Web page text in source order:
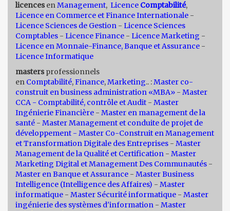
licences enManagement, Licence Comptabilité,
Licence en Commerce et Finance Internationale -
Licence Sciences de Gestion - Licence Sciences
Comptables - Licence Finance - Licence Marketing -
Licence en Monnaie-Finance, Banque et Assurance -
Licence Informatique
masters professionnels
en Comptabilité,Finance,Marketing.. :Master co-
construit en business administration «MBA» - Master
CCA - Comptabilité, contrôle et Audit - Master
Ingénierie Financière - Master en management de la
santé - Master Management et conduite de projet de
développement - Master Co-Construit en Management
et Transformation Digitale des Entreprises - Master
Management de la Qualité et Certification - Master
Marketing Digital et Management Des Communautés -
Master en Banque et Assurance - Master Business
Intelligence (Intelligence des Affaires) - Master
informatique - Master Sécurité informatique - Master
ingénierie des systèmes d'information - Master